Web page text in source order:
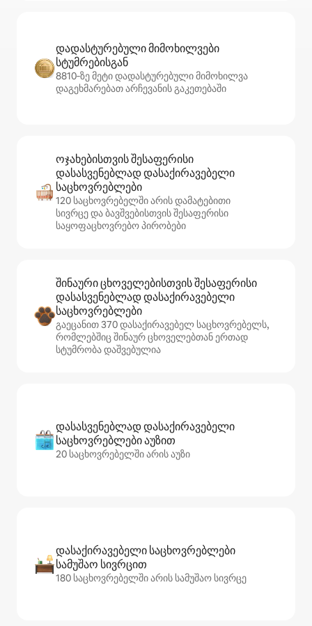
დადასტურებული მიმოხილვები
სტუმრებისგან
8810‑ზე მეტი დადასტურებული მიმოხილვა
დაგეხმარებათ არჩევანის გაკეთებაში
ოჯახებისთვის შესაფერისი
დასასვენებლად დასაქირავებელი
საცხოვრებლები
120 საცხოვრებელში არის დამატებითი
სივრცე და ბავშვებისთვის შესაფერისი
საყოფაცხოვრებო პირობები
შინაური ცხოველებისთვის შესაფერისი
დასასვენებლად დასაქირავებელი
საცხოვრებლები
გაეცანით 370 დასაქირავებელ საცხოვრებელს,
რომლებშიც შინაურ ცხოველებთან ერთად
სტუმრობა დაშვებულია
დასასვენებლად დასაქირავებელი
საცხოვრებლები აუზით
20 საცხოვრებელში არის აუზი
დასაქირავებელი საცხოვრებლები
სამუშაო სივრცით
180 საცხოვრებელში არის სამუშაო სივრცე